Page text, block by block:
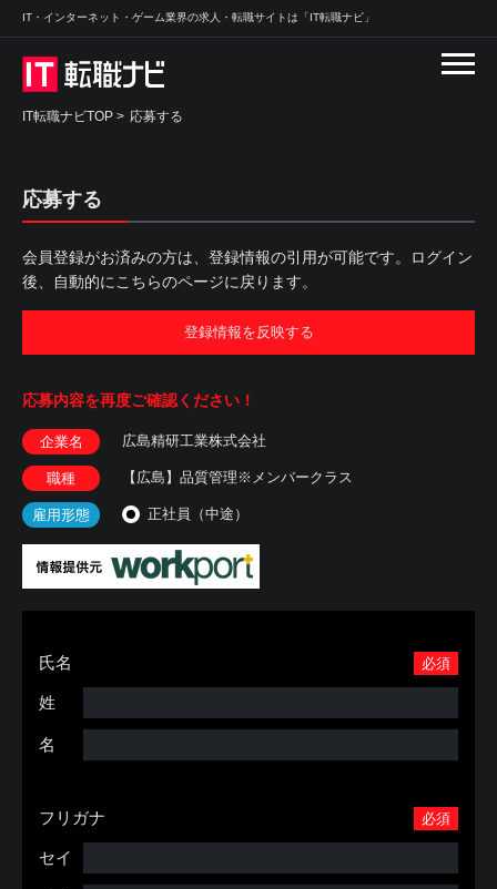
IT・インターネット・ゲーム業界の求人・転職サイトは「IT転職ナビ」
IT転職ナビTOP > 応募する
応募する
会員登録がお済みの方は、登録情報の引用が可能です。ログイン
後、自動的にこちらのページに戻ります。
登録情報を反映する
応募内容を再度ご確認ください！
企業名 広島精研工業株式会社
職種 【広島】品質管理※メンバークラス
雇用形態 正社員（中途）
必須
氏名
姓
名
必須
フリガナ
セイ